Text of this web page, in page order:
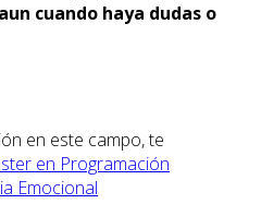
cuando haya dudas o
en este campo, te
en Programación
Emocional